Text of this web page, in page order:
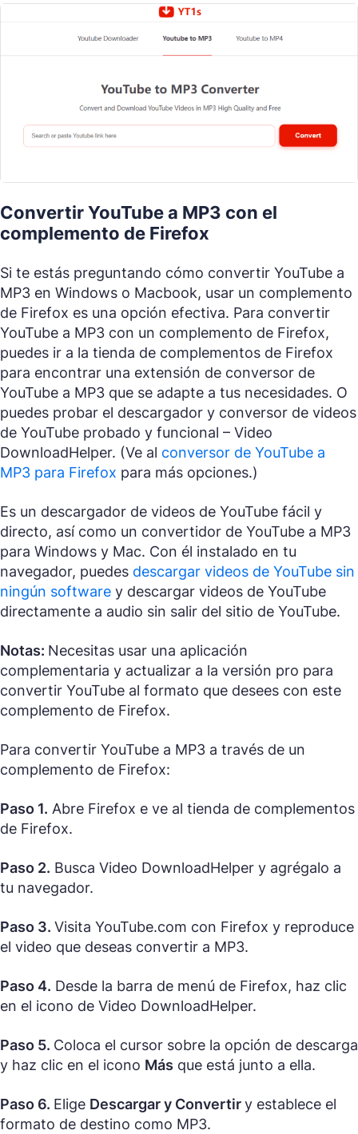
Convertir YouTube a MP3 con el
complemento de Firefox
Si te estás preguntando cómo convertir YouTube a
MP3 en Windows o Macbook, usar un complemento
de Firefox es una opción efectiva. Para convertir
YouTube a MP3 con un complemento de Firefox,
puedes ir a la tienda de complementos de Firefox
para encontrar una extensión de conversor de
YouTube a MP3 que se adapte a tus necesidades. O
puedes probar el descargador y conversor de videos
de YouTube probado y funcional – Video
DownloadHelper. (Ve al conversor de YouTube a
MP3 para Firefox para más opciones.)
Es un descargador de videos de YouTube fácil y
directo, así como un convertidor de YouTube a MP3
para Windows y Mac. Con él instalado en tu
navegador, puedes descargar videos de YouTube sin
ningún software y descargar videos de YouTube
directamente a audio sin salir del sitio de YouTube.
Notas: Necesitas usar una aplicación
complementaria y actualizar a la versión pro para
convertir YouTube al formato que desees con este
complemento de Firefox.
Para convertir YouTube a MP3 a través de un
complemento de Firefox:
Paso 1. Abre Firefox e ve al tienda de complementos
de Firefox.
Paso 2. Busca Video DownloadHelper y agrégalo a
tu navegador.
Paso 3. Visita YouTube.com con Firefox y reproduce
el video que deseas convertir a MP3.
Paso 4. Desde la barra de menú de Firefox, haz clic
en el icono de Video DownloadHelper.
Paso 5. Coloca el cursor sobre la opción de descarga
y haz clic en el icono Más que está junto a ella.
Paso 6. Elige Descargar y Convertiry establece el
formato de destino como MP3.